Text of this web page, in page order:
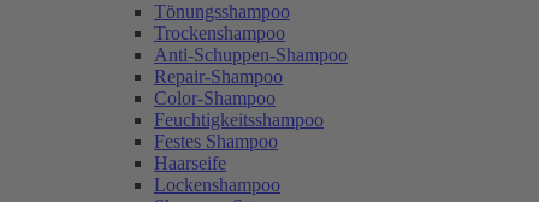
Tönungsshampoo
Trockenshampoo
Anti-Schuppen-Shampoo
Repair-Shampoo
Color-Shampoo
Feuchtigkeitsshampoo
Festes Shampoo
Haarseife
Lockenshampoo